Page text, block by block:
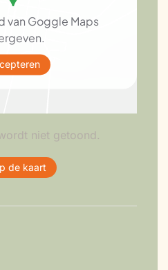
van Goggle Maps
niet getoond.
de kaart